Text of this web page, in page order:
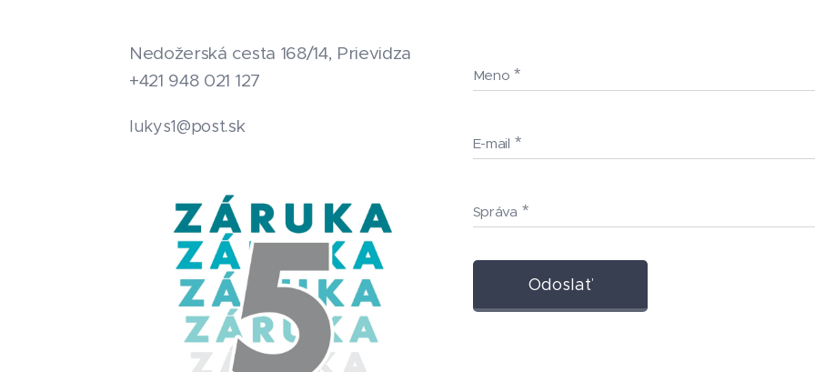
Nedožerská cesta 168/14, Prievidza
+421 948 021 127
lukys1@post.sk
Meno
E-mail
Správa
Odoslať